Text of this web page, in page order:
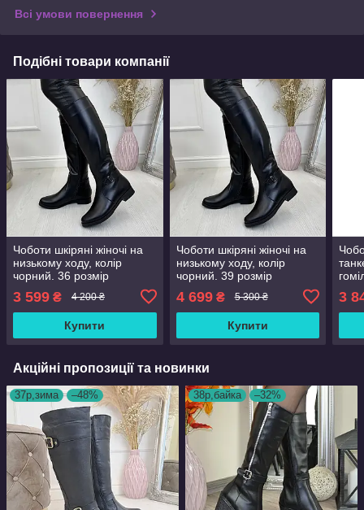
Всі умови повернення
Подібні товари компанії
Чоботи шкіряні жіночі на
низькому ходу, колір
чорний. 36 розмір
3 599 ₴ 4 200 ₴
Купити
Чоботи шкіряні жіночі на
низькому ходу, колір
чорний. 39 розмір
4 699₴ 5 300 ₴
Купити
3
Акційні пропозиції та новинки
37р,зима –48% 38р,байка –32%